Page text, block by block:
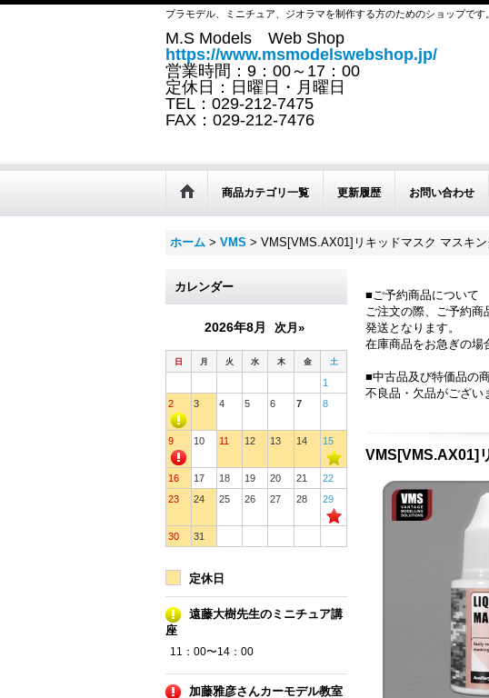
プラモデル、ミニチュア、ジオラマを制作する方のためのショップで
M.S Models Web Shop
https://www.msmodelswebshop.jp/
営業時間：9：00～17：00
定休日：日曜日・月曜日
TEL：029-212-7475
FAX：029-212-7476
商品カテゴリ一覧 更新履歴 お問い合わせ
ホーム > VMS > VMS[VMS.AX01]リキッドマスク マスキン
カレンダー
2026年8月 次月»
日 月 火 水 木 金 土
1
2
3 4 5 6 7 8
9 10 11 12 13 14 15
16 17 18 19 20 21
22
23
24 25 26 27 28 29
30 31
定休日
遠藤大樹先生のミニチュア講
座
11：00〜14：00
加藤雅彦さんカーモデル教室
■ご予約商品について
ご注文の際、ご予約
発送となります。
在庫商品をお急ぎの場
■中古品及び特価品の
不良品・欠品がござい
VMS[VMS.AX01]